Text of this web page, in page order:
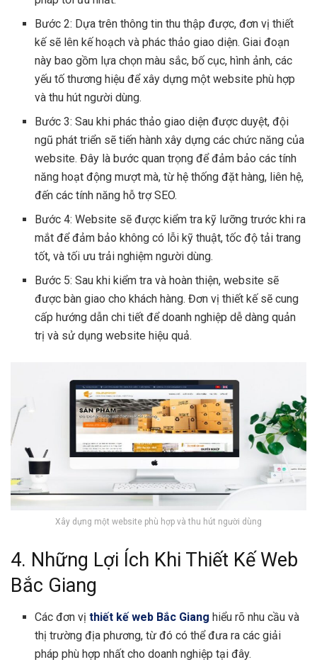
Bước 2: Dựa trên thông tin thu thập được, đơn vị thiết
kế sẽ lên kế hoạch và phác thảo giao diện. Giai đoạn
này bao gồm lựa chọn màu sắc, bố cục, hình ảnh, các
yếu tố thương hiệu để xây dựng một website phù hợp
và thu hút người dùng.
Bước 3: Sau khi phác thảo giao diện được duyệt, đội
ngũ phát triển sẽ tiến hành xây dựng các chức năng của
website. Đây là bước quan trọng để đảm bảo các tính
năng hoạt động mượt mà, từ hệ thống đặt hàng, liên hệ,
đến các tính năng hỗ trợ SEO.
Bước 4: Website sẽ được kiểm tra kỹ lưỡng trước khi ra
mắt để đảm bảo không có lỗi kỹ thuật, tốc độ tải trang
tốt, và tối ưu trải nghiệm người dùng.
Bước 5: Sau khi kiểm tra và hoàn thiện, website sẽ
được bàn giao cho khách hàng. Đơn vị thiết kế sẽ cung
cấp hướng dẫn chi tiết để doanh nghiệp dễ dàng quản
trị và sử dụng website hiệu quả.
Xây dựng một website phù hợp và thu hút người dùng
4. Những Lợi Ích Khi Thiết Kế Web
Bắc Giang
Các đơn vịthiết kế web Bắc Giang hiểu rõ nhu cầu và
thị trường địa phương, từ đó có thể đưa ra các giải
pháp phù hợp nhất cho doanh nghiệp tại đây.